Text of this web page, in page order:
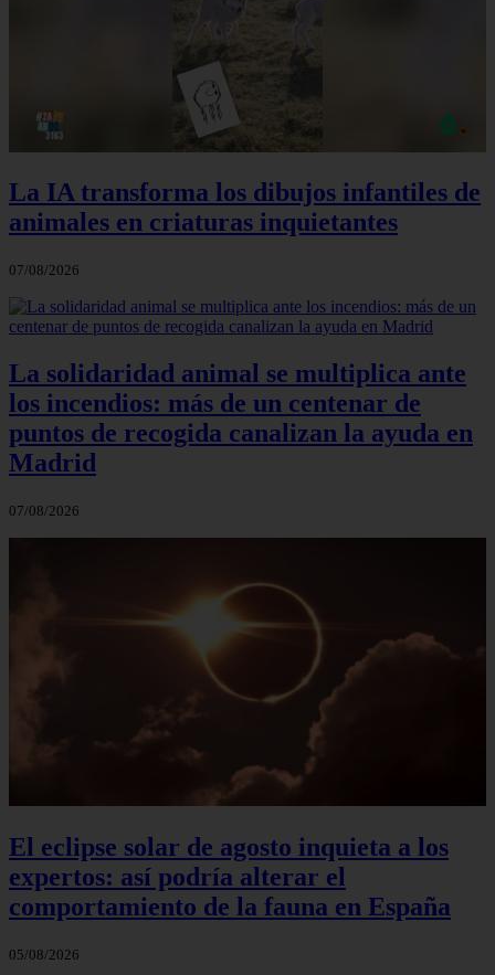
La IA transforma los dibujos infantiles de
animales en criaturas inquietantes
07/08/2026
La solidaridad animal se multiplica ante
los incendios: más de un centenar de
puntos de recogida canalizan la ayuda en
Madrid
07/08/2026
El eclipse solar de agosto inquieta a los
expertos: así podría alterar el
comportamiento de la fauna en España
05/08/2026